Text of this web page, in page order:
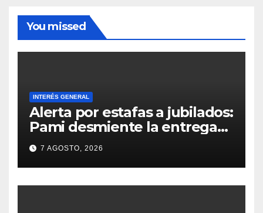
You missed
INTERÉS GENERAL
Alerta por estafas a jubilados:
Pami desmiente la entrega
gratuita de computadoras
7 AGOSTO, 2026